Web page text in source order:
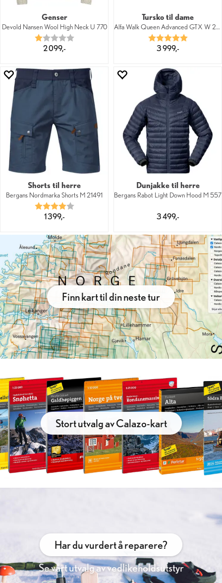
Genser
Devold Nansen Wool High Neck U 770
Karakter:
1.0 av 5 mulige
2 099,-
Tursko til dame
Alfa Walk Queen Advanced GTX W 2000
Karakter:
5.0 av 5
3 999,-
Shorts til herre
Bergans Nordmarka Shorts M 21491
Karakter:
4.0 av 5 mulige
1 399,-
Dunjakke til herre
Bergans Rabot Light Down Hood M 557
3 499,-
Finn kart til din neste tur
Stort utvalg av Calazo-kart
Har du vurdert å reparere?
Se vårt utvalg av vedlikeholdsutstyr